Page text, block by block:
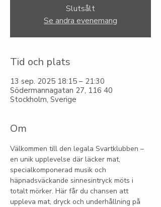
Slutsålt
Se andra evenemang
Tid och plats
13 sep. 2025 18:15 – 21:30
Södermannagatan 27, 116 40
Stockholm, Sverige
Om
Välkommen till den legala Svartklubben –
en unik upplevelse där läcker mat,
specialkomponerad musik och
häpnadsväckande sinnesintryck möts i
totalt mörker. Här får du chansen att
uppleva mat, dryck och underhållning på